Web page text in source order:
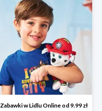
Zabawki w Lidlu Online od 9.99 zł